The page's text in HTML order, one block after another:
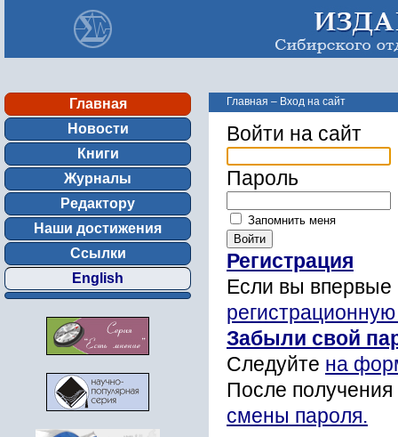
Главная
Новости
Книги
Журналы
Редактору
Наши достижения
Ссылки
English
Главная – Вход на сайт
Войти на сайт
Пароль
Запомнить меня
Регистрация
Если вы впервые
Забыли свой
Следуйте на
После
смены пароля.